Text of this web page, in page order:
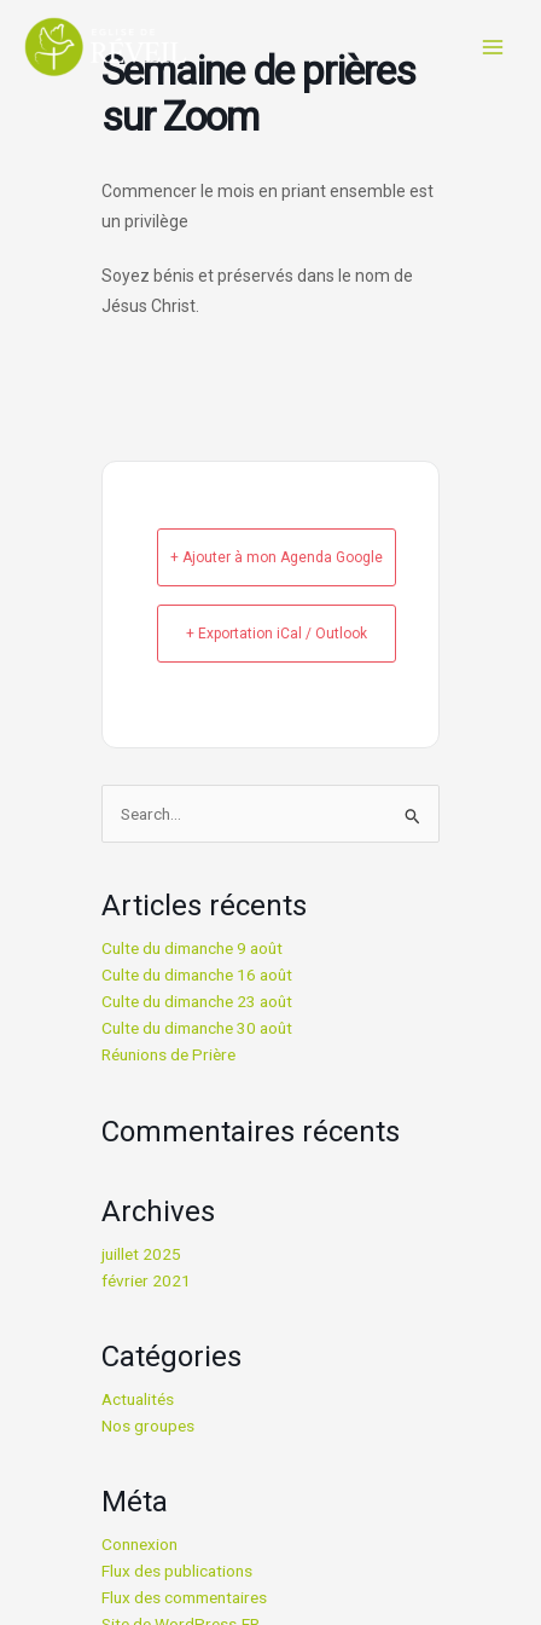
contenu
Semaine de prières
sur Zoom
Commencer le mois en priant ensemble est
un privilège
Soyez bénis et préservés dans le nom de
Jésus Christ.
+ Ajouter à mon Agenda Google
+ Exportation iCal / Outlook
Rechercher :
Articles récents
Culte du dimanche 9 août
Culte du dimanche 16 août
Culte du dimanche 23 août
Culte du dimanche 30 août
Réunions de Prière
Commentaires récents
Archives
juillet 2025
février 2021
Catégories
Actualités
Nos groupes
Méta
Connexion
Flux des publications
Flux des commentaires